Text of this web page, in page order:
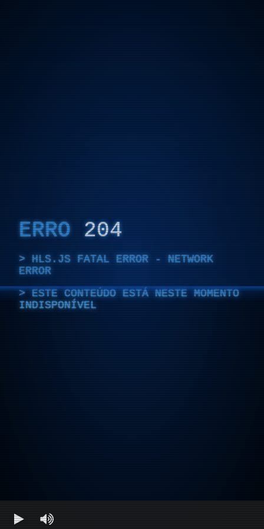
ERRO 204
HLS.JS FATAL ERROR - NETWORK
ERROR
ESTE CONTEÚDO ESTÁ NESTE MOMENTO
INDISPONÍVEL